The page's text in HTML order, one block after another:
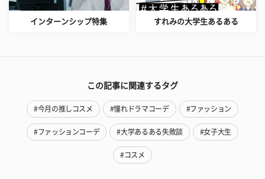
インターンシップ特集 すれみの大学生あるある
この記事に関連するタグ
#今月の推しコスメ #憧れドラマコーデ #ファッション
#ファッションコーデ #大学あるある失敗談 #女子大生
#コスメ